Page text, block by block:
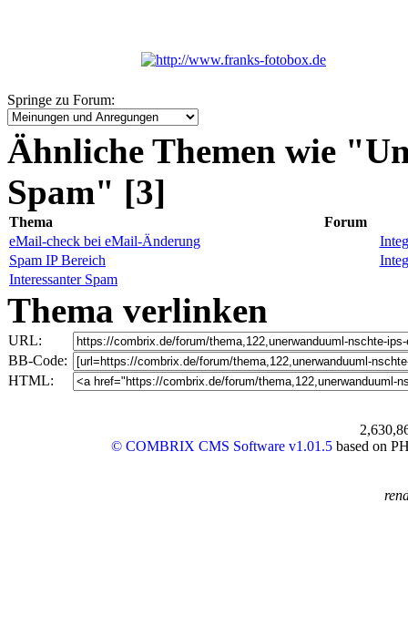
Springe zu Forum:
Ähnliche Themen wie
Spam" [3]
Thema
Forum
eMail-check bei eMail-Änderung
Spam IP Bereich
Interessanter Spam
Thema verlinken
URL:
BB-Code:
HTML:
© COMBRIX CMS Software v1.01.5based on